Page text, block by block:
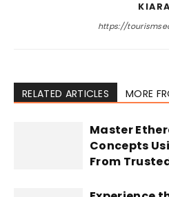
KIARA
https://
RELATED ARTICLES MORE
Master
Concepts
From